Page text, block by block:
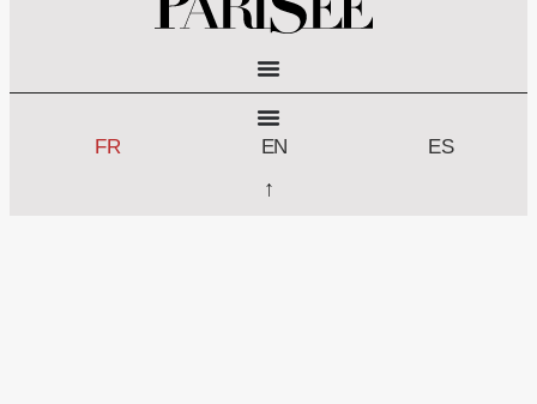
FR EN ES
↑